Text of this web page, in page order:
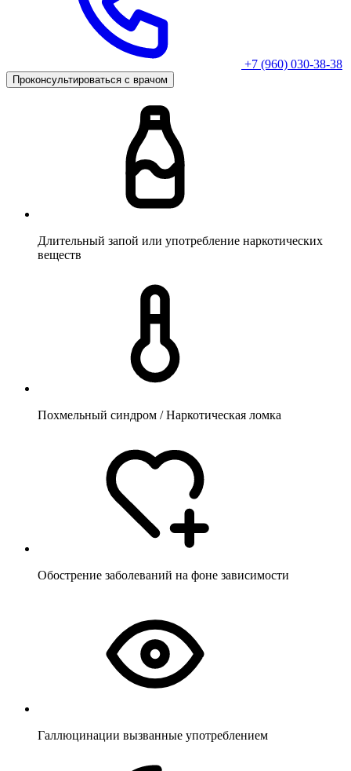
+7 (960) 030-38-38
Проконсультироваться с врачом
Длительный запой или употребление наркотических
веществ
Похмельный синдром / Наркотическая ломка
Обострение заболеваний на фоне зависимости
Галлюцинации вызванные употреблением